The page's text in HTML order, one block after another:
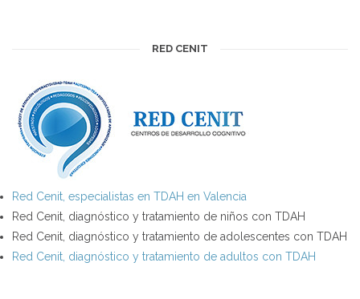
RED CENIT
Red Cenit, especialistas en TDAH en Valencia
Red Cenit, diagnóstico y tratamiento de niños con TDAH
Red Cenit, diagnóstico y tratamiento de adolescentes con TDAH
Red Cenit, diagnóstico y tratamiento de adultos con TDAH